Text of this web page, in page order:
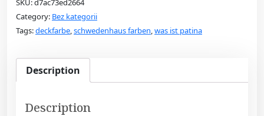
SKU:d7ac73ed2664
Category: Bez kategorii
Tags:deckfarbe,schwedenhaus farben,was ist patina
Description
Description